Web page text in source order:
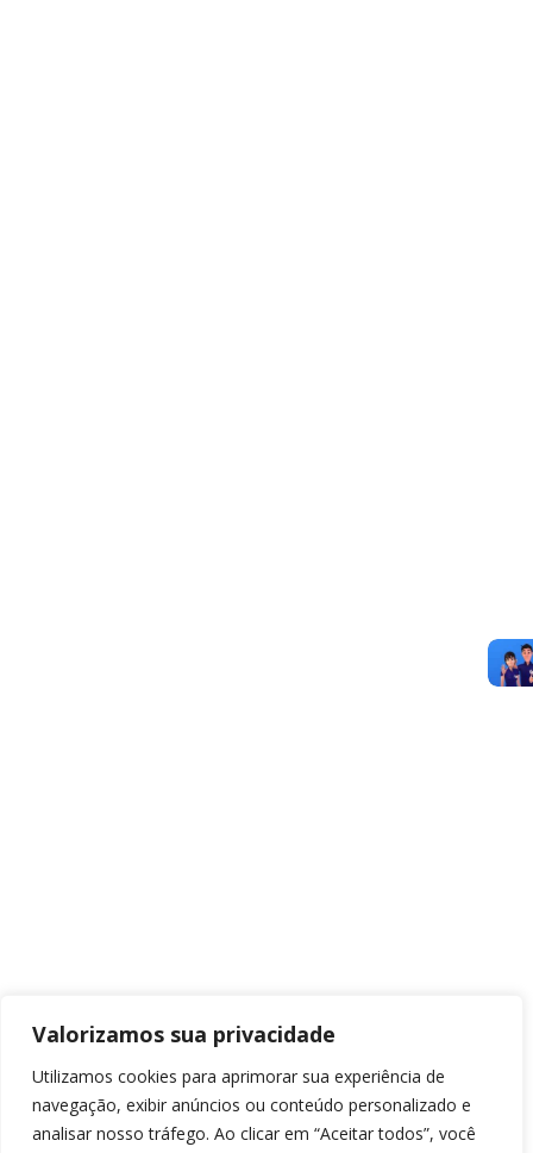
Valorizamos sua privacidade
Utilizamos cookies para aprimorar sua experiência de
navegação, exibir anúncios ou conteúdo personalizado e
analisar nosso tráfego. Ao clicar em “Aceitar todos”, você